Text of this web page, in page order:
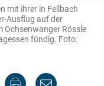
mit ihrer in Fellbach
Ausflug auf der
Ochsenwanger Rössle
fündig. Foto: